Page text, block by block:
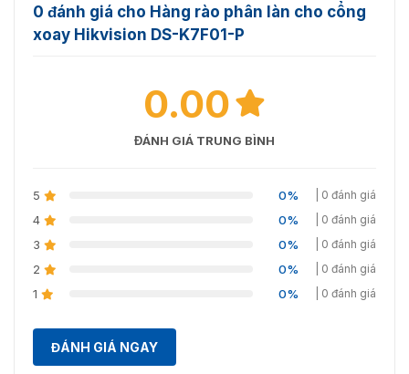
0 đánh giá cho Hàng rào phân làn cho cổng
xoay Hikvision DS-K7F01-P
0.00
ĐÁNH GIÁ TRUNG BÌNH
5 0% | 0 đánh giá
4 0% | 0 đánh giá
3 0% | 0 đánh giá
2 0% | 0 đánh giá
1 0% | 0 đánh giá
ĐÁNH GIÁ NGAY